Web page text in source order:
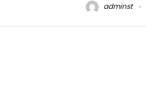
adminst